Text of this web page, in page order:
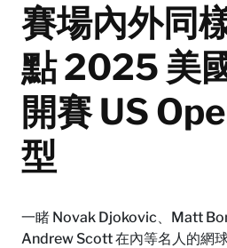
賽場內外同
點 2025 美
開賽 US
型
一睹 Novak Djokovic、Matt
Andrew Scott 在內等名人的網球